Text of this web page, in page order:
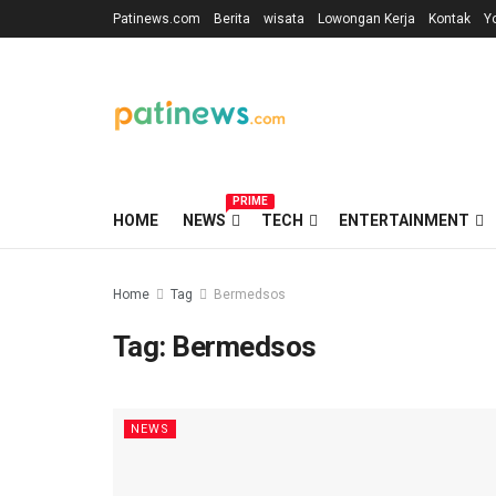
Patinews.com Berita wisata Lowongan Kerja Kontak
HOME NEWS
PRIME
TECH ENTERTAINMENT
Home Tag Bermedsos
Tag: Bermedsos
NEWS